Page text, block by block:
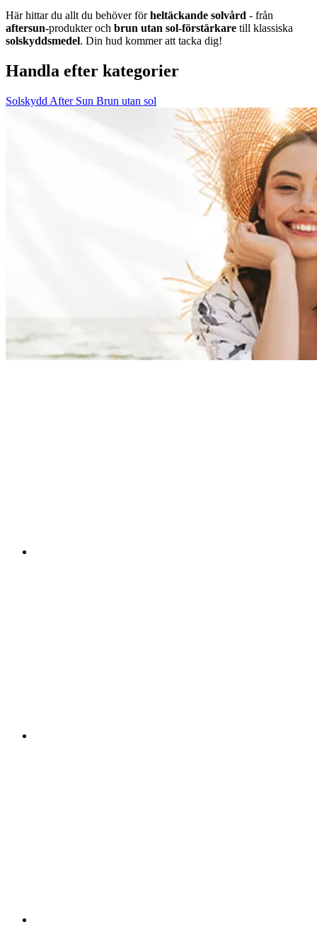
Här hittar du allt du behöver förheltäckande solvård - från
aftersun-produkter och brun utan sol-förstärkare till klassiska
solskyddsmedel. Din hud kommer att tacka dig!
Handla efter kategorier
Solskydd After Sun Brun utan sol